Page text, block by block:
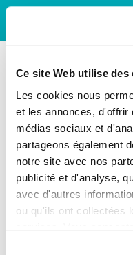
Ce site Web utilise des
Les cookies nous
et les annonces, d'offrir
médias sociaux et
partageons également
notre site avec nos
publicité et d'analyse,
avec d'autres
ou qu'ils ont collectées